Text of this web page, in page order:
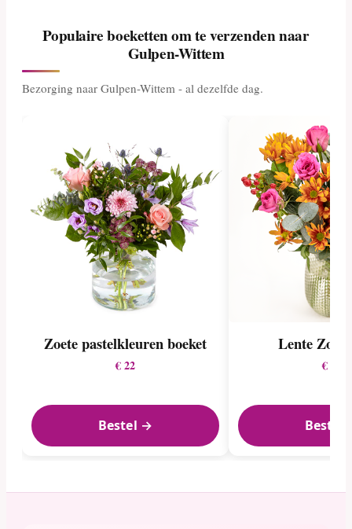
Populaire boeketten om te verzenden naar
Gulpen-Wittem
Bezorging naar Gulpen-Wittem - al dezelfde dag.
Zoete pastelkleuren boeket
€ 22
Bestel →
Lente Zon
€ 23
Bestel